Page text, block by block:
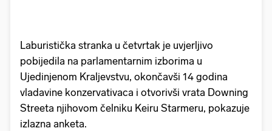
Laburistička stranka u četvrtak je uvjerljivo
pobijedila na parlamentarnim izborima u
Ujedinjenom Kraljevstvu, okončavši 14 godina
vladavine konzervativaca i otvorivši vrata Downing
Streeta njihovom čelniku Keiru Starmeru, pokazuje
izlazna anketa.